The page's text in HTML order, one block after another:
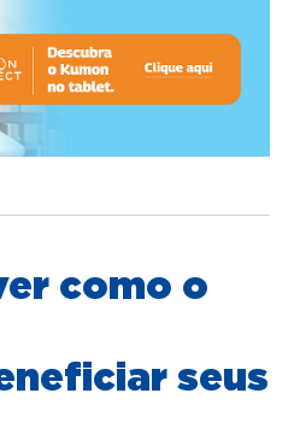
como o
seus